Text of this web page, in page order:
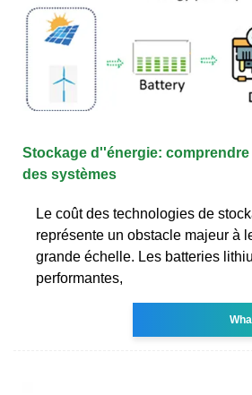
Stockage d''énergie:
des systèmes
Le coût des technologies de
représente un obstacle majeur à
grande échelle. Les batteries
performantes,